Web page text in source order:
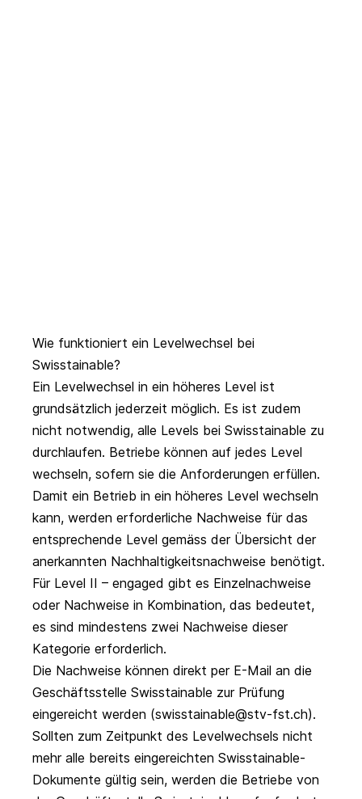
Wie funktioniert ein Levelwechsel bei
Swisstainable?
Ein Levelwechsel in ein höheres Level ist
grundsätzlich jederzeit möglich. Es ist zudem
nicht notwendig, alle Levels bei Swisstainable zu
durchlaufen. Betriebe können auf jedes Level
wechseln, sofern sie die Anforderungen erfüllen.
Damit ein Betrieb in ein höheres Level wechseln
kann, werden erforderliche Nachweise für das
entsprechende Level gemäss der Übersicht der
anerkannten Nachhaltigkeitsnachweise benötigt.
Für Level II – engaged gibt es Einzelnachweise
oder Nachweise in Kombination, das bedeutet,
es sind mindestens zwei Nachweise dieser
Kategorie erforderlich.
Die Nachweise können direkt per E-Mail an die
Geschäftsstelle Swisstainable zur Prüfung
eingereicht werden (swisstainable@stv-fst.ch).
Sollten zum Zeitpunkt des Levelwechsels nicht
mehr alle bereits eingereichten Swisstainable-
Dokumente gültig sein, werden die Betriebe von